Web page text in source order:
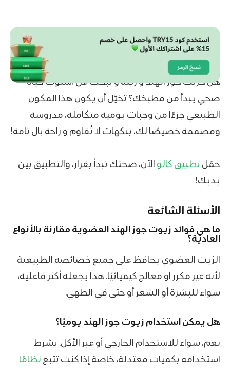
هل جرّبت جوز الهند و زيته و تبحث عن أسلوب حياة
صحي يبدأ من مطبخك؟ تخيّل أن يكون هذا المكون
الطبيعي جزءًا من وجبات يومية متكاملة، مدروسة
ومصممة خصيصًا لك، بنكهات لا تُقاوم و راحة بال تامة!
حمّلتطبيق كالو الآن، صحتك تبدأ بقرار، والتطبيق بين
يديك!
الأسئلة الشائعة
ما هي فوائد زيوت جوز الهند العضوية مقارنة بالأنواع
العادية؟
الزيت العضوي يحافظ على جميع خصائصه الطبيعية
لأنه غير مكرر او معالج كيميائيًا. هذا يجعله أكثر فاعلية،
سواء للبشرة أو الشعر أو حتى في الطهي.
هل يمكن استخدام زيوت جوز الهند يوميًا؟
نعم، سواء للاستخدام الخارجي أو عبر الأكل. بشرط
استخدامه بكميات معتدلة، خاصة إذا كنت تتبع نظامًا